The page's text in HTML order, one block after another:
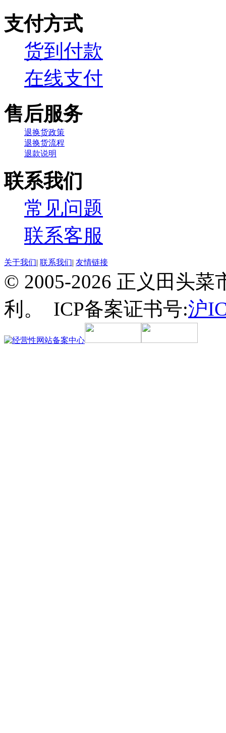
支付方式
货到付款
在线支付
售后服务
退换货政策
退换货流程
退款说明
联系我们
常见问题
联系客服
关于我们| 联系我们| 友情链接
© 2005-2026 正义田头菜
利。 ICP备案证书号:沪